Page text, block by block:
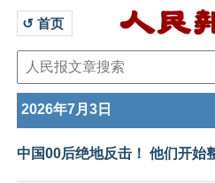
↺ 首页
2026年7月3日
中国00后绝地反击！ 他们开始